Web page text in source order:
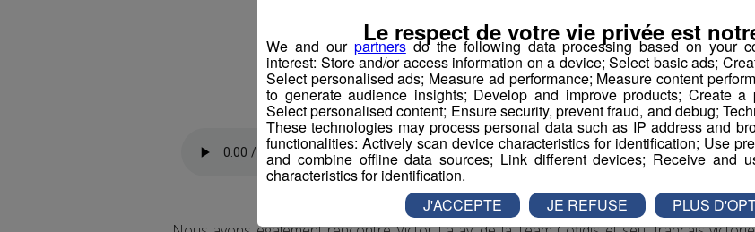
We and our partnersdo the following data processing based on your
interest: Store and/or access information on a device; Select basic ads;
Select personalised ads; Measure ad performance; Measure content
to generate audience insights; Develop and improve products; Create a
Select personalised content; Ensure security, prevent fraud, and debug;
These technologies may process personal data such as IP address and
functionalities: Actively scan device characteristics for identification; Use
and combine offline data sources; Link different devices; Receive and
characteristics for identification.
Le respect de votre vie privée est
J'ACCEPTE JE REFUSE PLUS